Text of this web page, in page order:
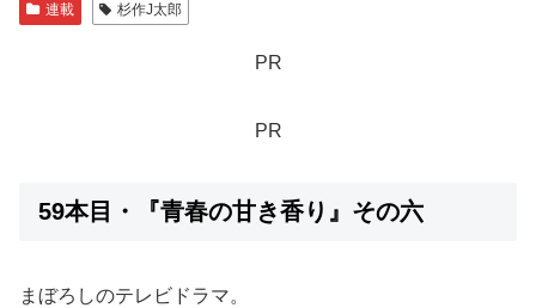
連載 杉作J太郎
PR
PR
59本目・『青春の甘き香り』その六
まぼろしのテレビドラマ。